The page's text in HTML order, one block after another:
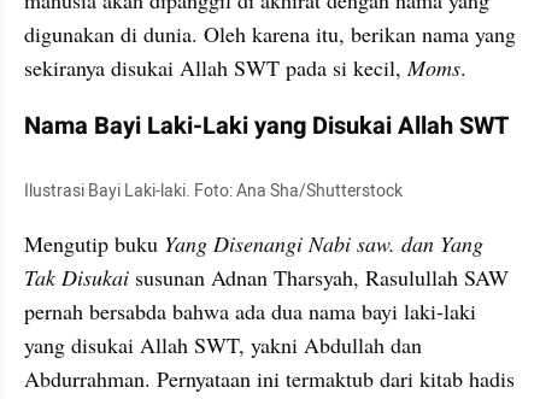
digunakan di dunia. Oleh karena itu, berikan nama yang
sekiranya disukai Allah SWT pada si kecil, Moms.
Nama Bayi Laki-Laki yang Disukai Allah SWT
Ilustrasi Bayi Laki-laki. Foto: Ana Sha/Shutterstock
Mengutip buku Yang Disenangi Nabi saw. dan Yang
Tak Disukai susunan Adnan Tharsyah, Rasulullah SAW
pernah bersabda bahwa ada dua nama bayi laki-laki
yang disukai Allah SWT, yakni Abdullah dan
Abdurrahman. Pernyataan ini termaktub dari kitab hadis